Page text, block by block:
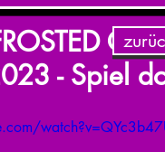
- Spiel